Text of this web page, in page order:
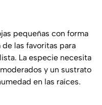
pequeñas con forma
las favoritas para
La especie necesita
y un sustrato
en las raíces.